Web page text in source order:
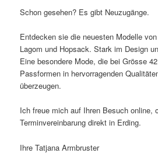
Schon gesehen? Es gibt Neuzugänge.
Entdecken sie die neuesten Modelle
Lagom und Hopsack. Stark im Design
Eine besondere Mode, die bei Grösse
Passformen in hervorragenden
überzeugen.
Ich freue mich auf Ihren Besuch online,
Terminvereinbarung direkt in Erding.
Ihre Tatjana Armbruster